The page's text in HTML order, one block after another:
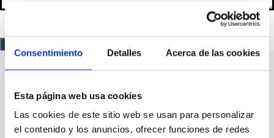
Consentimiento Detalles Acerca de las cookies
Esta página web usa cookies
Las cookies de este sitio web se usan para personalizar
el contenido y los anuncios, ofrecer funciones de redes
Carrera profesional